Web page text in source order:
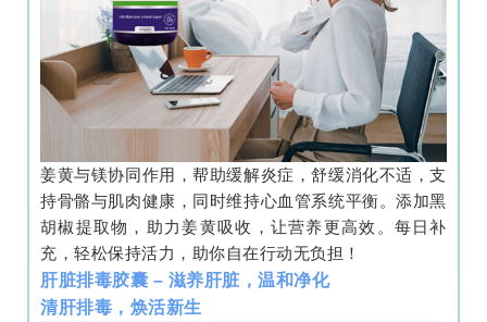
姜黄与镁协同作用，帮助缓解炎症，舒缓消化不适，支
持骨骼与肌肉健康，同时维持心血管系统平衡。添加黑
胡椒提取物，助力姜黄吸收，让营养更高效。每日补
充，轻松保持活力，助你自在行动无负担！
肝脏排毒胶囊 – 滋养肝脏，温和净化
清肝排毒，焕活新生